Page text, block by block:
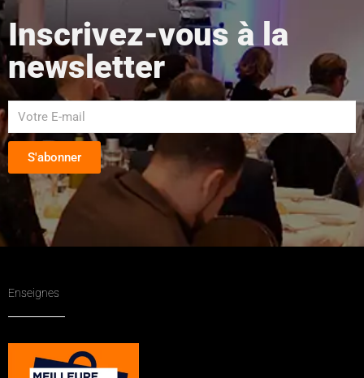
Inscrivez-vous à la
newsletter
S'abonner
Enseignes